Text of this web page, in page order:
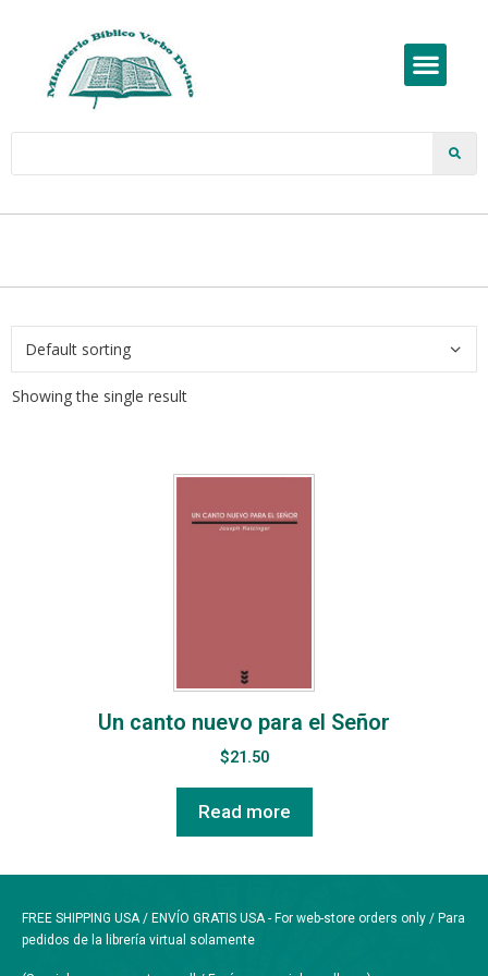
Showing the single result
Un canto nuevo para el Señor
$21.50
Read more
FREE SHIPPING USA / ENVÍO GRATIS USA - For web-store orders only / Para
pedidos de la librería virtual solamente